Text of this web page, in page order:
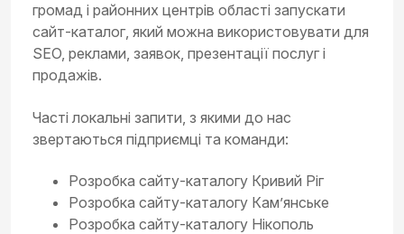
громад і районних центрів області запускати
сайт-каталог, який можна використовувати для
SEO, реклами, заявок, презентації послуг і
продажів.
Часті локальні запити, з якими до нас
звертаються підприємці та команди:
Розробка сайту-каталогу Кривий Ріг
Розробка сайту-каталогу Кам’янське
Розробка сайту-каталогу Нікополь